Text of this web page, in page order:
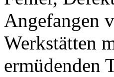
Angefangen
Werkstätten
ermüdenden